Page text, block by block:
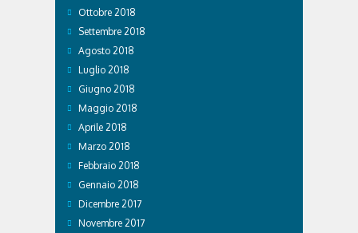
Ottobre 2018
Settembre 2018
Agosto 2018
Luglio 2018
Giugno 2018
Maggio 2018
Aprile 2018
Marzo 2018
Febbraio 2018
Gennaio 2018
Dicembre 2017
Novembre 2017